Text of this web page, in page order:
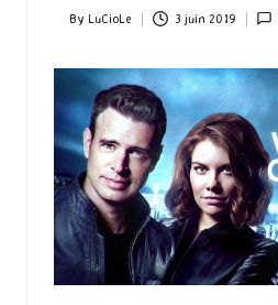
Posted
By LuCioLe 3 juin 2019